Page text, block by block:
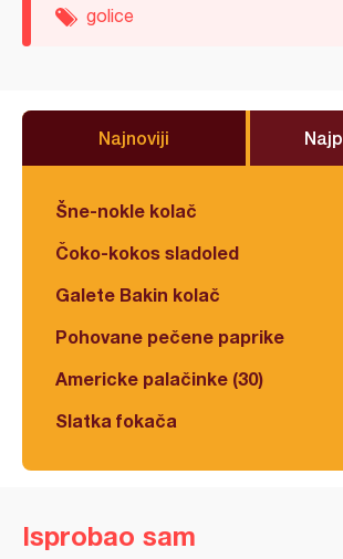
golice
Najnoviji
Šne-nokle kolač
Čoko-kokos sladoled
Galete Bakin kolač
Pohovane pečene paprike
Americke palačinke (30)
Slatka fokača
Isprobao sam